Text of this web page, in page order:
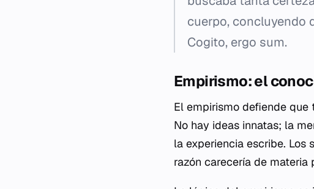
cuerpo, concluyendo
Cogito, ergo sum.
Empirismo: el
El empirismo defiende que
No hay ideas innatas; la
la experiencia escribe. Los
razón carecería de materia